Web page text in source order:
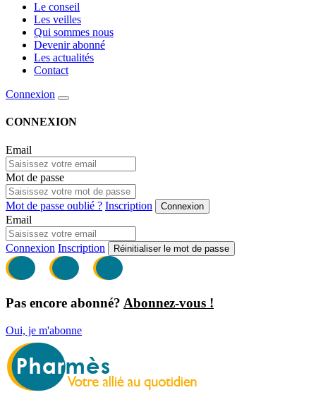
Le conseil
Les veilles
Qui sommes nous
Devenir abonné
Les actualités
Contact
Connexion
CONNEXION
Email
Mot de passe
Mot de passe oublié ? Inscription Connexion
Email
Connexion Inscription Réinitialiser le mot de passe
Pas encore abonné? Abonnez-vous !
Oui, je m'abonne